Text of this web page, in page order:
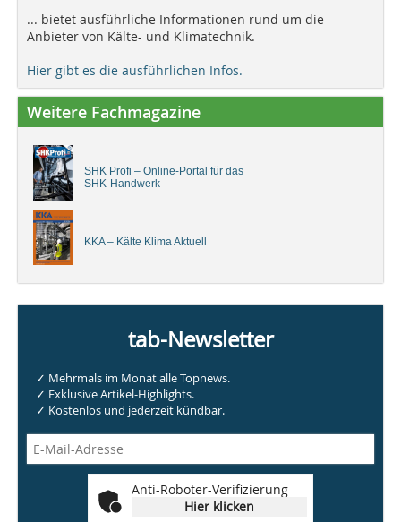
... bietet ausführliche Informationen rund um die
Anbieter von Kälte- und Klimatechnik.
Hier gibt es die ausführlichen Infos.
Weitere Fachmagazine
SHK Profi – Online-Portal für das
SHK-Handwerk
KKA – Kälte Klima Aktuell
tab-Newsletter
✓ Mehrmals im Monat alle Topnews.
✓ Exklusive Artikel-Highlights.
✓ Kostenlos und jederzeit kündbar.
Anti-Roboter-Verifizierung
Hier klicken